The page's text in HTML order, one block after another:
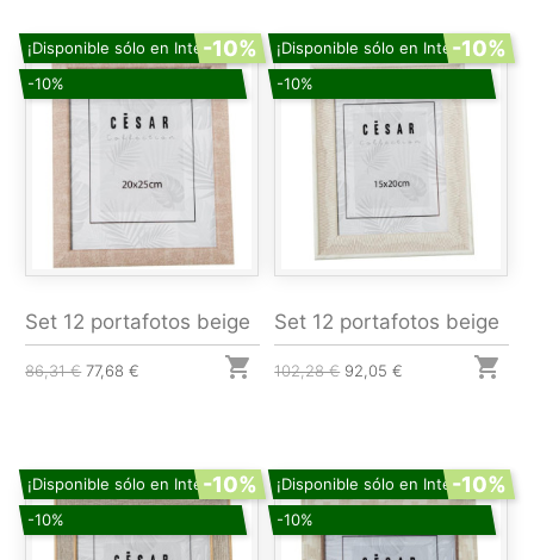
¡Disponible sólo en Internet!
-10%
-10%
Set 12 portafotos beige
86,31 € 77,68 € 
¡Disponible sólo en Internet!
-10%
-10%
Set 12 portafotos beige
102,28 € 92,05 € 
¡Disponible sólo en Internet!
-10%
-10%
¡Disponible sólo en Internet!
-10%
-10%